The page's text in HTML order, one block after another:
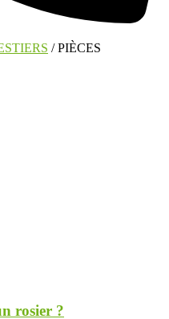
/ PIÈCES
rosier ?